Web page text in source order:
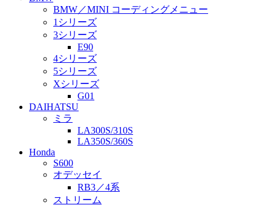
BMW／MINI コーディングメニュー
1シリーズ
3シリーズ
E90
4シリーズ
5シリーズ
Xシリーズ
G01
DAIHATSU
ミラ
LA300S/310S
LA350S/360S
Honda
S600
オデッセイ
RB3／4系
ストリーム